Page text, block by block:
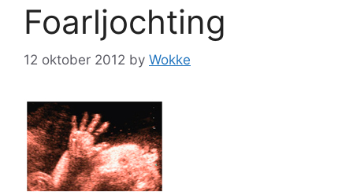
Foarljochting
12 oktober 2012 by Wokke